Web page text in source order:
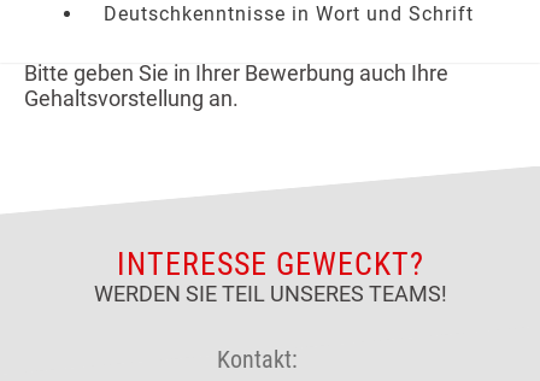
Deutschkenntnisse in Wort und Schrift
Bitte geben Sie in Ihrer Bewerbung auch Ihre
Gehaltsvorstellung an.
INTERESSE GEWECKT?
WERDEN SIE TEIL UNSERES TEAMS!
Kontakt: